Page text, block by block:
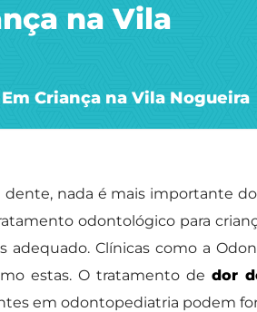
na Vila
Criança na Vila Nogueira
nada é mais importante
odontológico para
adequado. Clínicas como a
estas. O tratamento de dor
em odontopediatria podem